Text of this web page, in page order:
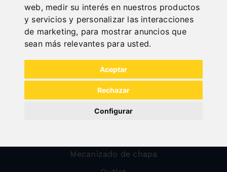
web, medir su interés en nuestros productos
y servicios y personalizar las interacciones
de marketing, para mostrar anuncios que
sean más relevantes para usted.
Aceptar
Rechazar
Configurar
All categories
Madera
Metal
Mecanizado de chapa